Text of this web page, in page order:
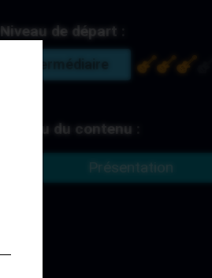
Niveau de départ :
Intermédiaire
Aperçu du contenu :
Présentation